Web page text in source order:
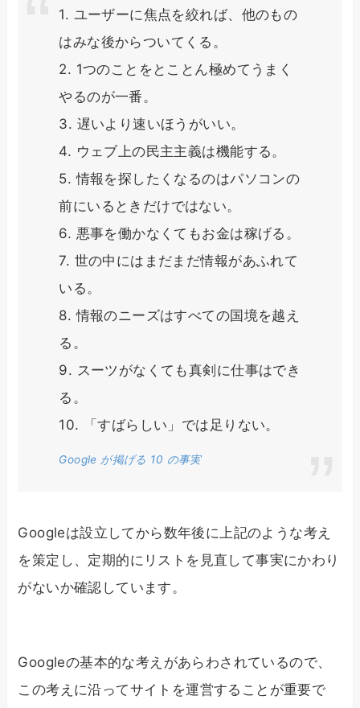
1. ユーザーに焦点を絞れば、他のもの
はみな後からついてくる。
2. 1つのことをとことん極めてうまく
やるのが一番。
3. 遅いより速いほうがいい。
4. ウェブ上の民主主義は機能する。
5. 情報を探したくなるのはパソコンの
前にいるときだけではない。
6. 悪事を働かなくてもお金は稼げる。
7. 世の中にはまだまだ情報があふれて
いる。
8. 情報のニーズはすべての国境を越え
る。
9. スーツがなくても真剣に仕事はでき
る。
10. 「すばらしい」では足りない。
Google が掲げる 10 の事実
Googleは設立してから数年後に上記のような考え
を策定し、定期的にリストを見直して事実にかわり
がないか確認しています。
Googleの基本的な考えがあらわされているので、
この考えに沿ってサイトを運営することが重要で